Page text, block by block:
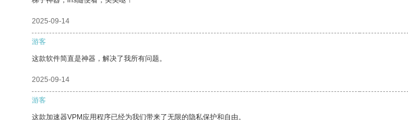
2025-09-14
游客
这款软件简直是神器，解决了我所有问题。
2025-09-14
游客
这款加速器VPM应用程序已经为我们带来了无限的隐私保护和自由。